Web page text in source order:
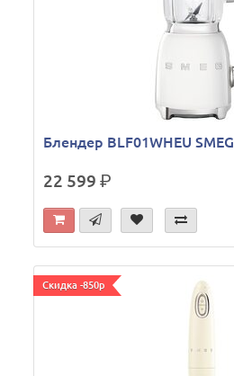
Блендер BLF01WHEU SMEG
22 599р.
Скидка -850р